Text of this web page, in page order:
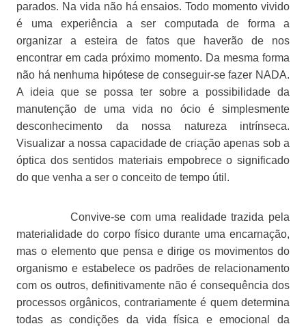
parados. Na vida não há ensaios. Todo momento vivido
é uma experiência a ser computada de forma a
organizar a esteira de fatos que haverão de nos
encontrar em cada próximo momento. Da mesma forma
não há nenhuma hipótese de conseguir-se fazer NADA.
A ideia que se possa ter sobre a possibilidade da
manutenção de uma vida no ócio é simplesmente
desconhecimento da nossa natureza intrínseca.
Visualizar a nossa capacidade de criação apenas sob a
óptica dos sentidos materiais empobrece o significado
do que venha a ser o conceito de tempo útil.
Convive-se com uma realidade trazida pela
materialidade do corpo físico durante uma encarnação,
mas o elemento que pensa e dirige os movimentos do
organismo e estabelece os padrões de relacionamento
com os outros, definitivamente não é consequência dos
processos orgânicos, contrariamente é quem determina
todas as condições da vida física e emocional da